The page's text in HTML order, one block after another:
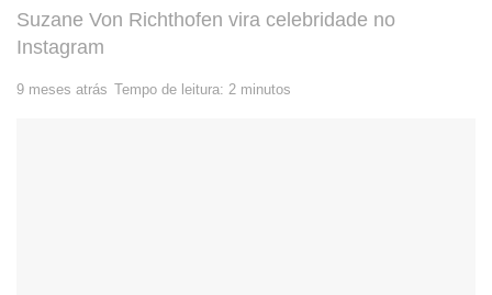
Suzane Von Richthofen vira celebridade no
Instagram
9 meses atrás Tempo de leitura: 2 minutos